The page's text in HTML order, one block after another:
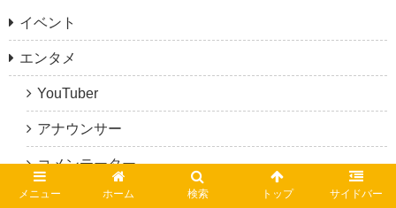
イベント
エンタメ
YouTuber
アナウンサー
コメンテーター
ジャニーズ
メニュー ホーム 検索 トップ サイドバー